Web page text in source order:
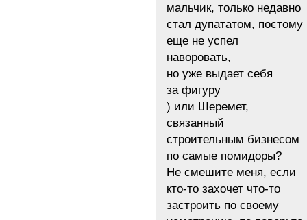
мальчик, только недавно
стал дупататом, поєтому
еще не успел
наворовать,
но уже выдает себя
за фигуру
) или Шеремет,
связанный
строительным бизнесом
по самые помидоры?
Не смешите меня, если
кто-то захочет что-то
застроить по своему